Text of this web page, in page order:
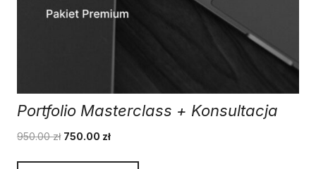
Portfolio Masterclass + Konsultacja
950.00zł Pierwotna
750.00 złAktualna